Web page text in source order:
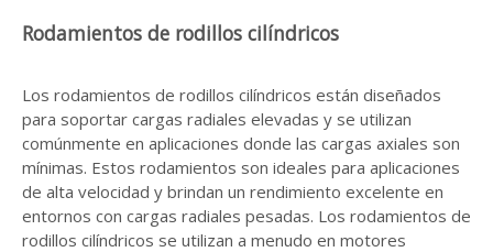
Rodamientos de rodillos cilíndricos
Los rodamientos de rodillos cilíndricos están diseñados
para soportar cargas radiales elevadas y se utilizan
comúnmente en aplicaciones donde las cargas axiales son
mínimas. Estos rodamientos son ideales para aplicaciones
de alta velocidad y brindan un rendimiento excelente en
entornos con cargas radiales pesadas. Los rodamientos de
rodillos cilíndricos se utilizan a menudo en motores